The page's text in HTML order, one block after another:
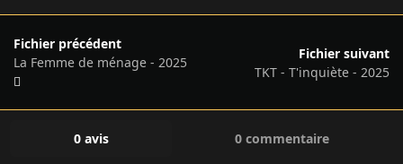
Fichier précédent
La Femme de ménage - 2025
Fichier suivant
TKT - T'inquiète - 2025
0 avis 0 commentaire